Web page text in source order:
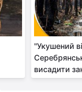
"Укушений
висадити